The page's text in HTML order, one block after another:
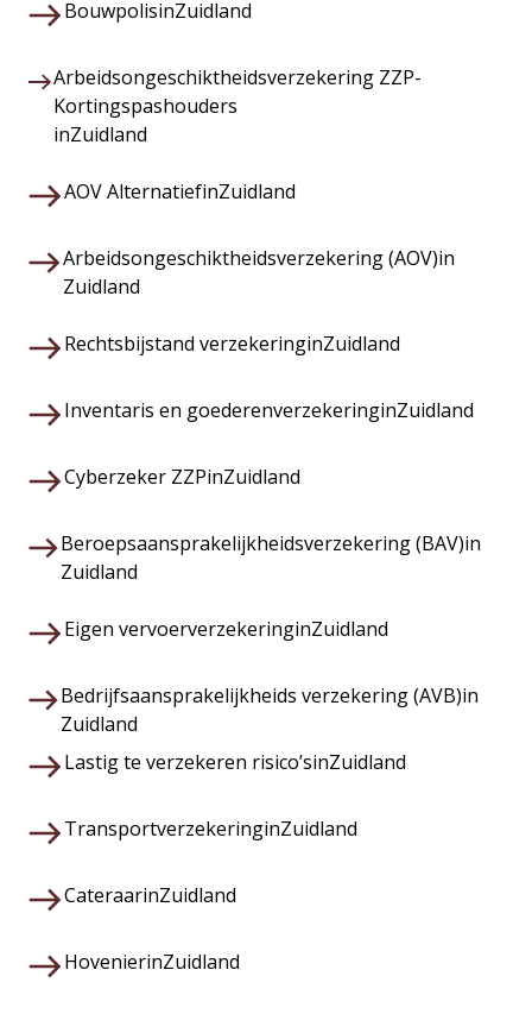
BouwpolisinZuidland
Arbeidsongeschiktheidsverzekering ZZP-
Kortingspashouders
inZuidland
AOV AlternatiefinZuidland
Arbeidsongeschiktheidsverzekering (AOV)in
Zuidland
Rechtsbijstand verzekeringinZuidland
Inventaris en goederenverzekeringinZuidland
Cyberzeker ZZPinZuidland
Beroepsaansprakelijkheidsverzekering (BAV)in
Zuidland
Eigen vervoerverzekeringinZuidland
Bedrijfsaansprakelijkheids verzekering (AVB)in
Zuidland
Lastig te verzekeren risico’sinZuidland
TransportverzekeringinZuidland
CateraarinZuidland
HovenierinZuidland